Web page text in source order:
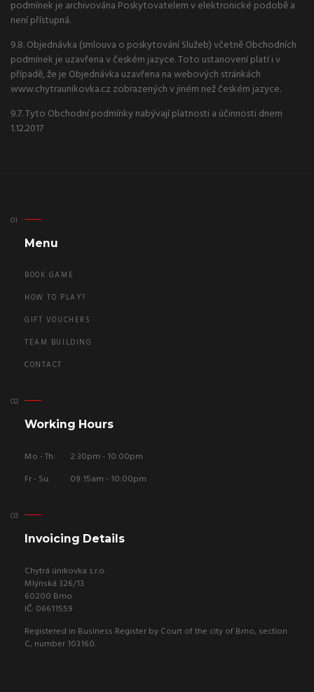
podmínek je archivována Poskytovatelem v elektronické podobě a
není přístupná.
9.8. Objednávka (smlouva o poskytování Služeb) včetně Obchodních
podmínek je uzavřena v českém jazyce. Toto ustanovení platí i v
případě, že je Objednávka uzavřena na webových stránkách
www.chytraunikovka.cz zobrazených v jiném než českém jazyce.
9.7. Tyto Obchodní podmínky nabývají platnosti a účinnosti dnem
1.12.2017
Menu
BOOK GAME
HOW TO PLAY?
GIFT VOUCHERS
TEAM BUILDING
CONTACT
Working Hours
Mo - Th:
2:30pm - 10:00pm
Fr - Su:
09:15am - 10:00pm
Invoicing Details
Chytrá únikovka s.r.o.
Mlýnská 326/13
60200 Brno
IČ: 06611559
Registered in Business Register by Court of the city of Brno, section
C, number 103160.